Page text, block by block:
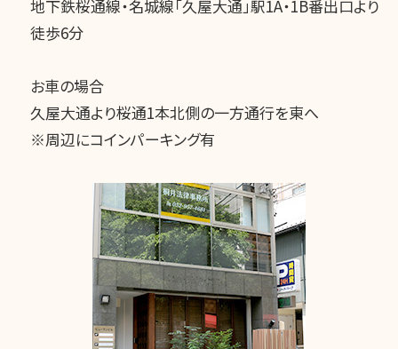
地下鉄桜通線・名城線「久屋大通」駅1A・1B番出口より
徒歩6分
お車の場合
久屋大通より桜通1本北側の一方通行を東へ
※周辺にコインパーキング有